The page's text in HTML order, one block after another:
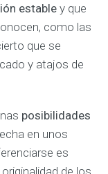
establey que
como las
que se
y atajos de
posibilidades
en unos
es
de los